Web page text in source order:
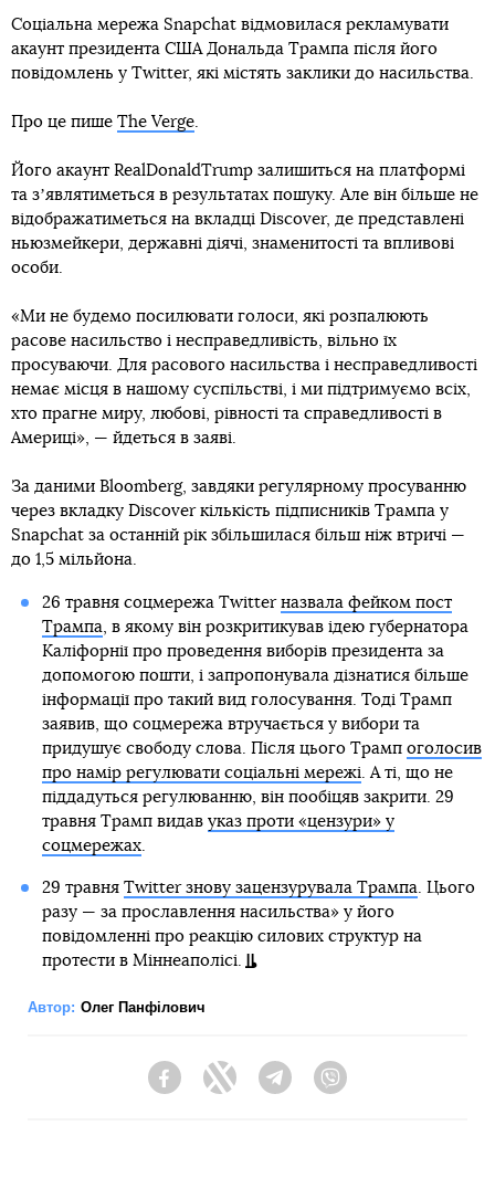
Соціальна мережа Snapchat відмовилася рекламувати
акаунт президента США Дональда Трампа після його
повідомлень у Twitter, які містять заклики до насильства.
Про це пише The Verge
Його акаунт RealDonaldTrump залишиться на платформі
та зʼявлятиметься в результатах пошуку. Але він більше не
відображатиметься на вкладці Discover, де представлені
ньюзмейкери, державні діячі, знаменитості та впливові
особи.
«Ми не будемо посилювати голоси, які розпалюють
расове насильство і несправедливість, вільно їх
просуваючи. Для расового насильства і несправедливості
немає місця в нашому суспільстві, і ми підтримуємо всіх,
хто прагне миру, любові, рівності та справедливості в
Америці», — йдеться в заяві.
За даними Bloomberg, завдяки регулярному просуванню
через вкладку Discover кількість підписників Трампа у
Snapchat за останній рік збільшилася більш ніж втричі —
до 1,5 мільйона.
26 травня соцмережа Twitter назвала фейком пост
Трампа , в якому він розкритикував ідею губернатора
Каліфорнії про проведення виборів президента за
допомогою пошти, і запропонувала дізнатися більше
інформації про такий вид голосування. Тоді Трамп
заявив, що соцмережа втручається у вибори та
придушує свободу слова. Після цього Трамп оголосив
про намір регулювати соціальні мережі . А ті, що не
піддадуться регулюванню, він пообіцяв закрити. 29
травня Трамп видав указ проти «цензури» у
соцмережах.
29 травня Twitter знову зацензурувала Трампа . Цього
разу — за прославлення насильства» у його
повідомленні про реакцію силових структур на
протести в Міннеаполісі.
Автор: Олег Панфілович
FacebookTwitter Telegram